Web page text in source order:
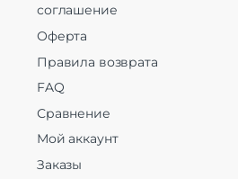
соглашение
Оферта
Правила возврата
FAQ
Сравнение
Мой аккаунт
Заказы